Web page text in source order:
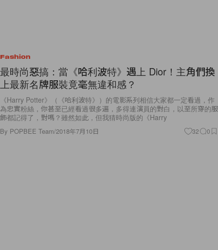
Fashion
最時尚惡搞：當《哈利波特》遇上 Dior！主角們換
上最新名牌服裝竟毫無違和感？
《Harry Potter》（《哈利波特》）的電影系列相信大家都一定看過，作
為忠實粉絲，你甚至已經看過很多遍，多得連演員的對白，以至所穿的服
飾都記得了，對嗎？雖然如此，但我猜時尚版的《Harry
By POPBEE Team/2018年7月10日 32 0